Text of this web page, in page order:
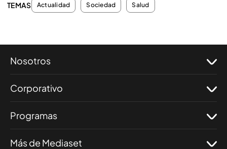
TEMAS Actualidad Sociedad Salud
Nosotros
Corporativo
Programas
Más de Mediaset